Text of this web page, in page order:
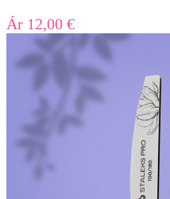
Ár 12,00 €